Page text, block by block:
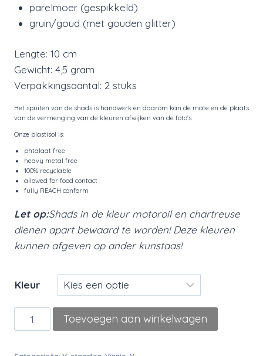
parelmoer (gespikkeld)
gruin/goud (met gouden glitter)
Lengte: 10 cm
Gewicht: 4,5 gram
Verpakkingsaantal: 2 stuks
Het spuiten van de shads is handwerk en daarom kan de mate en de plaats
van de vermenging van de kleuren afwijken van de foto's.
Onze plastisol is:
phtalaat free
heavy metal free
100% recyclable
allowed for food contact
fully REACH conform
Let op:Shads in de kleur motoroil en chartreuse
dienen apart bewaard te worden! Deze kleuren
kunnen afgeven op ander kunstaas!
Kleur
staart
Toevoegen aan winkelwagen